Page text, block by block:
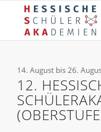
14. August bis 26.
12.